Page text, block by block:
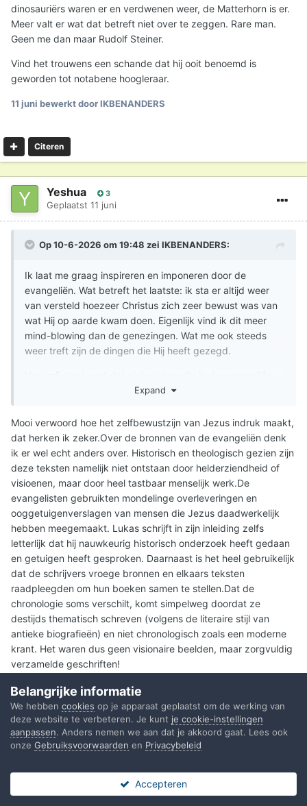
dinosauriërs waren er en verdwenen weer, de Matterhorn is er.
Meer valt er wat dat betreft niet over te zeggen. Rare man.
Geen me dan maar Rudolf Steiner.
Vind het trouwens een schande dat hij ooit benoemd is
geworden tot notabene hoogleraar.
11 juni bewerkt door IKBENANDERS
Citeren
Yeshua 3
Geplaatst 11 juni
Op 10-6-2026 om 19:48 zei IKBENANDERS:
Ik laat me graag inspireren en imponeren door de
evangeliën. Wat betreft het laatste: ik sta er altijd weer
van versteld hoezeer Christus zich zeer bewust was van
wat Hij op aarde kwam doen. Eigenlijk vind ik dit meer
mind-blowing dan de genezingen. Wat me ook steeds
weer treft zijn de dingen die Hij heeft gezegd.
staan niet uit journalistiek-onderzoek kunnen zijn
hebben geput uit helderziende waarnemingen, ook omdat
bij de evangelisten de chronologische volgorde vaak niet
klopt; dat is alleen het geval bij Johannes.
Expand
Mooi verwoord hoe het zelfbewustzijn van Jezus indruk maakt,
dat herken ik zeker.Over de bronnen van de evangeliën denk
ik er wel echt anders over. Historisch en theologisch gezien zijn
deze teksten namelijk niet ontstaan door helderziendheid of
visioenen, maar door heel tastbaar menselijk werk.De
evangelisten gebruikten mondelinge overleveringen en
ooggetuigenverslagen van mensen die Jezus daadwerkelijk
hebben meegemaakt. Lukas schrijft in zijn inleiding zelfs
letterlijk dat hij nauwkeurig historisch onderzoek heeft gedaan
en getuigen heeft gesproken. Daarnaast is het heel gebruikelijk
dat de schrijvers vroege bronnen en elkaars teksten
raadpleegden om hun boeken samen te stellen.Dat de
chronologie soms verschilt, komt simpelweg doordat ze
destijds thematisch schreven (volgens de literaire stijl van
antieke biografieën) en niet chronologisch zoals een moderne
krant. Het waren dus geen visionaire beelden, maar zorgvuldig
verzamelde geschriften!
Citeren
IKBENANDERS 20
Belangrijke informatie
We hebben cookies op je apparaat geplaatst om de werking van
deze website te verbeteren. Je kunt je cookie-instellingen
aanpassen. Anders nemen we aan dat je akkoord gaat. Lees ook
onze Gebruiksvoorwaarden en Privacybeleid
Accepteren